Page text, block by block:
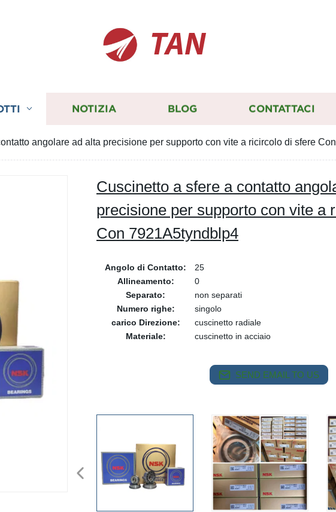
TAN
NOTIZIA BLOG CONTATTACI
angolare ad alta precisione per supporto con vite a ricircolo di sfere
Cuscinetto a sfere a contatto
precisione per supporto con vite a
Con 7921A5tyndblp4
Angolo di Contatto:
25
Allineamento:
0
Separato:
non separati
Numero righe:
singolo
carico Direzione:
cuscinetto radiale
Materiale:
cuscinetto in acciaio
SEND EMAIL TO US